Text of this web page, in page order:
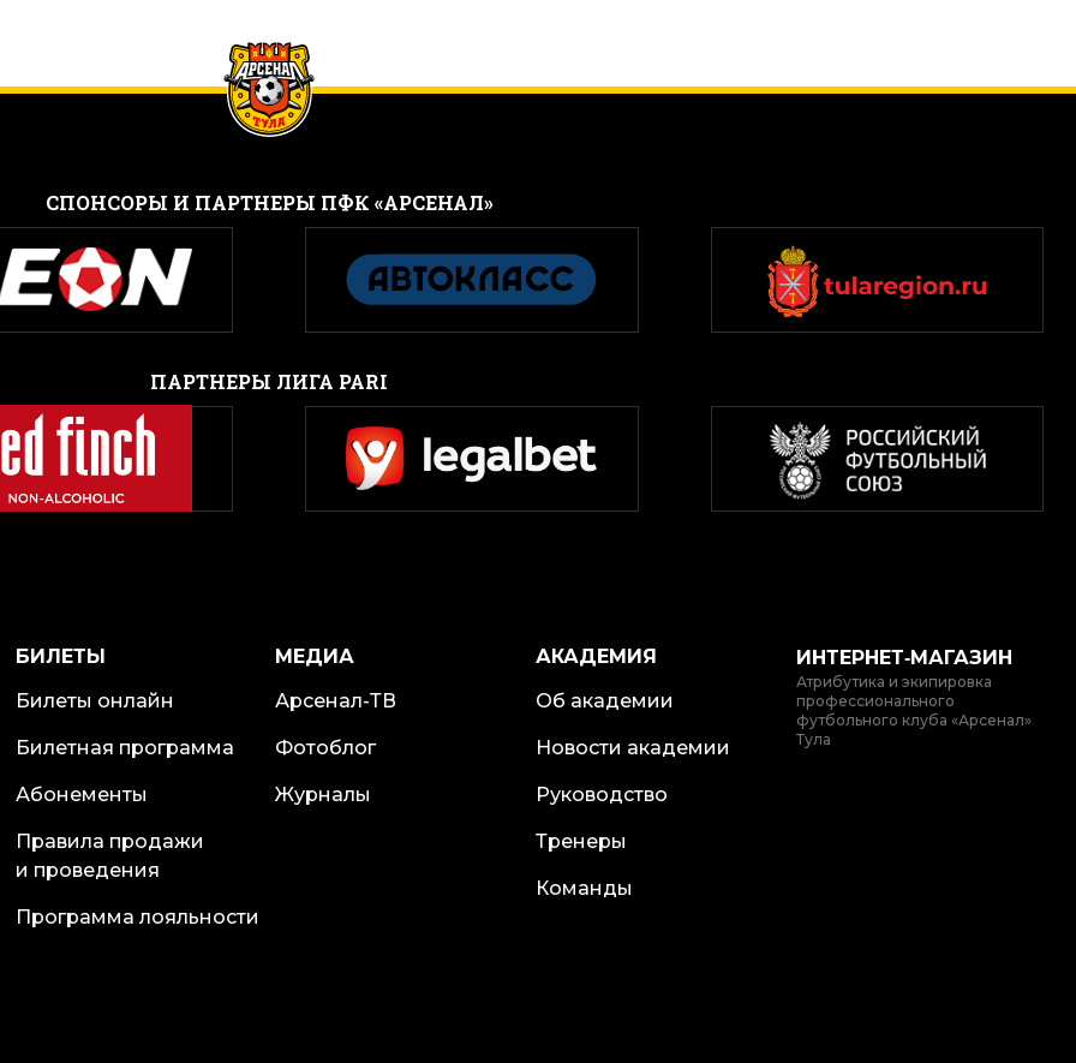
CПОНСОРЫ И ПАРТНЕРЫ ПФК «АРСЕНАЛ»
ПАРТНЕРЫ ЛИГА PARI
БИЛЕТЫ
Билеты онлайн
Билетная программа
Абонементы
Правила продажи
и проведения
Программа лояльности
МЕДИА
Арсенал-ТВ
Фотоблог
Журналы
АКАДЕМИЯ
Об академии
Новости академии
Руководство
Тренеры
Команды
ИНТЕРНЕТ‑МАГАЗИН
Атрибутика и экипировка
профессионального
футбольного клуба «Арсенал»
Тула